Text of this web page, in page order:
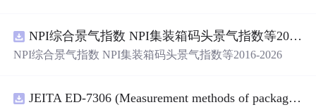
管理后台等。api文档管理并一键生成api接口代码，一键生
成 CRUD前后端代码丰富组件，基于 Gin和 Vue3的Arco D
大道至简思想，接口单层设计，开发简单，极易上手、代
NPI综合景气指数 NPI集装箱码头景气指数等2016-2026
NPI综合景气指数 NPI集装箱码头景气指数等2016-2026
JEITA ED-7306 (Measurement methods of package warpage).pdf